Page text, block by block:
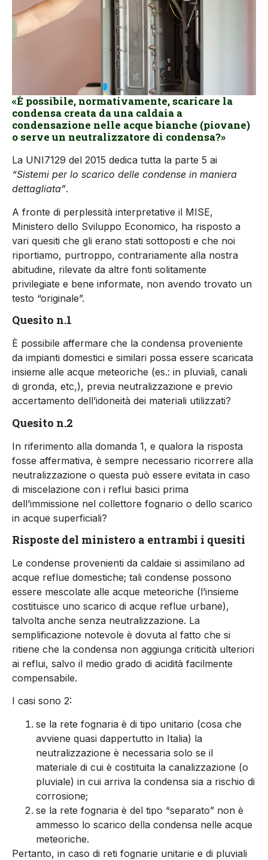
«È possibile, normativamente, scaricare la
condensa creata da una caldaia a
condensazione nelle acque bianche (piovane)
o serve un neutralizzatore di condensa?»
La UNI7129 del 2015 dedica tutta la parte 5 ai
“Sistemi per lo scarico delle condense in maniera
dettagliata”.
A fronte di perplessità interpretative il MISE,
Ministero dello Sviluppo Economico, ha risposto a
vari quesiti che gli erano stati sottoposti e che noi
riportiamo, purtroppo, contrariamente alla nostra
abitudine, rilevate da altre fonti solitamente
privilegiate e bene informate, non avendo trovato un
testo “originale”.
Quesito n.1
È possibile affermare che la condensa proveniente
da impianti domestici e similari possa essere scaricata
insieme alle acque meteoriche (es.: in pluviali, canali
di gronda, etc,), previa neutralizzazione e previo
accertamento dell’idoneità dei materiali utilizzati?
Quesito n.2
In riferimento alla domanda 1, e qualora la risposta
fosse affermativa, è sempre necessario ricorrere alla
neutralizzazione o questa può essere evitata in caso
di miscelazione con i reflui basici prima
dell’immissione nel collettore fognario o dello scarico
in acque superficiali?
Risposte del ministero a entrambi i quesiti
Le condense provenienti da caldaie si assimilano ad
acque reflue domestiche; tali condense possono
essere mescolate alle acque meteoriche (l’insieme
costituisce uno scarico di acque reflue urbane),
talvolta anche senza neutralizzazione. La
semplificazione notevole è dovuta al fatto che si
ritiene che la condensa non aggiunga criticità ulteriori
ai reflui, salvo il medio grado di acidità facilmente
compensabile.
I casi sono 2:
se la rete fognaria è di tipo unitario (cosa che
avviene quasi dappertutto in Italia) la
neutralizzazione è necessaria solo se il
materiale di cui è costituita la canalizzazione (o
pluviale) in cui arriva la condensa sia a rischio di
corrosione;
se la rete fognaria è del tipo “separato” non è
ammesso lo scarico della condensa nelle acque
meteoriche.
Pertanto, in caso di reti fognarie unitarie e di pluviali